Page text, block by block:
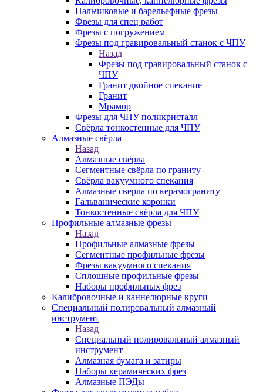
Пальчиковые и барельефные фрезы
Фрезы для спец работ
Фрезы с погружением
Фрезы под гравировальный станок с ЧПУ
Назад
Фрезы под гравировальный станок с
ЧПУ
Гранит двойное спекание
Гранит
Мрамор
Фрезы для ЧПУ поликристалл
Свёрла тонкостенные для ЧПУ
Алмазные свёрла
Назад
Алмазные свёрла
Сегментные свёрла по граниту
Свёрла вакуумного спекания
Алмазные сверла по керамограниту
Гальванические коронки
Тонкостенные свёрла для ЧПУ
Профильные алмазные фрезы
Назад
Профильные алмазные фрезы
Сегментные профильные фрезы
Фрезы вакуумного спекания
Сплошные профильные фрезы
Наборы профильных фрез
Калибровочные и каннелюрные круги
Специальный полировальный алмазный
инструмент
Назад
Специальный полировальный алмазный
инструмент
Алмазная бумага и затиры
Наборы керамических фрез
Алмазные ПЭДы